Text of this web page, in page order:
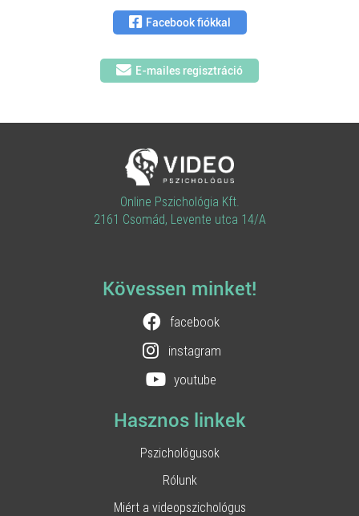
Facebook fiókkal
E-mailes regisztráció
Online Pszichológia Kft.
2161 Csomád, Levente utca 14/A
Kövessen minket!
facebook
instagram
youtube
Hasznos linkek
Pszichológusok
Rólunk
Miért a videopszichológus